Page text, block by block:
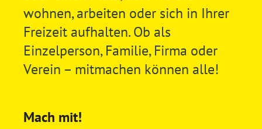
wohnen, arbeiten oder sich in Ihrer
Freizeit aufhalten. Ob als
Einzelperson, Familie, Firma oder
Verein – mitmachen können alle!
Mach mit!